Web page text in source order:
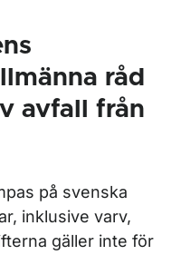
råd
avfall från
på svenska
inklusive varv,
gäller inte för